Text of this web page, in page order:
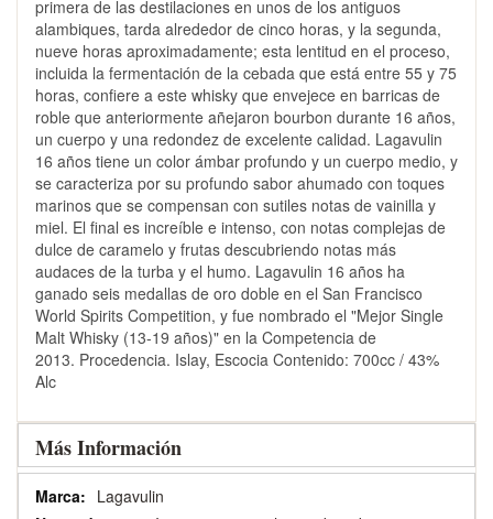
primera de las destilaciones en unos de los antiguos
alambiques, tarda alrededor de cinco horas, y la segunda,
nueve horas aproximadamente; esta lentitud en el proceso,
incluida la fermentación de la cebada que está entre 55 y 75
horas, confiere a este whisky que envejece en barricas de
roble que anteriormente añejaron bourbon durante 16 años,
un cuerpo y una redondez de excelente calidad. Lagavulin
16 años tiene un color ámbar profundo y un cuerpo medio, y
se caracteriza por su profundo sabor ahumado con toques
marinos que se compensan con sutiles notas de vainilla y
miel. El final es increíble e intenso, con notas complejas de
dulce de caramelo y frutas descubriendo notas más
audaces de la turba y el humo. Lagavulin 16 años ha
ganado seis medallas de oro doble en el San Francisco
World Spirits Competition, y fue nombrado el "Mejor Single
Malt Whisky (13-19 años)" en la Competencia de
2013. Procedencia. Islay, Escocia Contenido: 700cc / 43%
Alc
Más Información
Más
Lagavulin